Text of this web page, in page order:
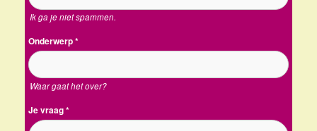
Ik ga je niet spammen.
Onderwerp*
Waar gaat het over?
Je vraag*